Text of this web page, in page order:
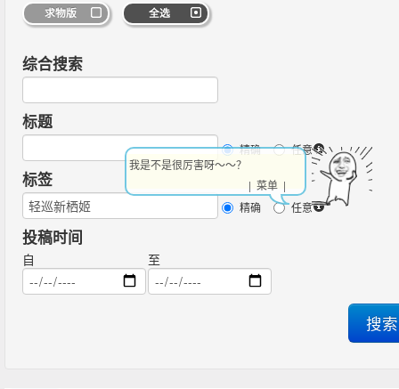
求物版 全选
综合搜索
标题
精确 任意
标签
精确 任意
投稿时间
自 至
我是不是很厉害呀～～？
| 菜单 |